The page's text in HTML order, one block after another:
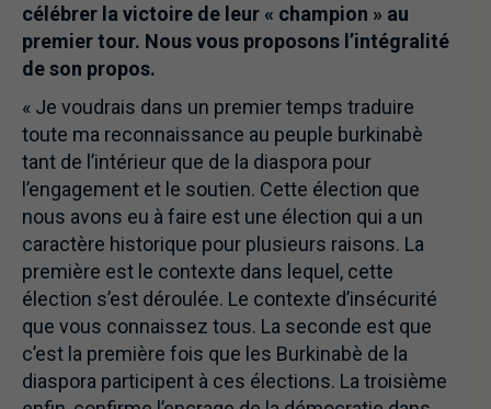
célébrer la victoire de leur « champion » au
premier tour. Nous vous proposons l’intégralité
de son propos.
« Je voudrais dans un premier temps traduire
toute ma reconnaissance au peuple burkinabè
tant de l’intérieur que de la diaspora pour
l’engagement et le soutien. Cette élection que
nous avons eu à faire est une élection qui a un
caractère historique pour plusieurs raisons. La
première est le contexte dans lequel, cette
élection s’est déroulée. Le contexte d’insécurité
que vous connaissez tous. La seconde est que
c’est la première fois que les Burkinabè de la
diaspora participent à ces élections. La troisième